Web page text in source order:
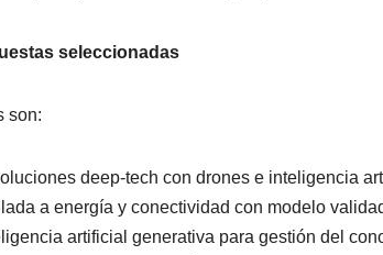
seleccionadas
son:
deep-tech con drones e inteligencia
a energía y conectividad con modelo
artificial generativa para gestión del